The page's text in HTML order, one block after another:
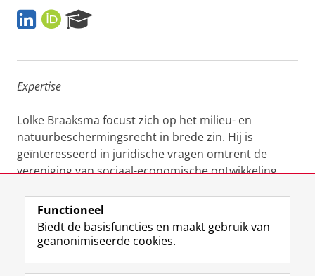
L
i
k
d
n
O
R
I
e
h
P
o
r
t
l
Expertise
Lolke Braaksma focust zich op het milieu- en
natuurbeschermingsrecht in brede zin. Hij is
geïnteresseerd in juridische vragen omtrent de
vereniging van sociaal-economische ontwikkeling
Laatst gewijzigd: 11 juni 2026 12:53
Volg de RUG
F
L
R I
Y
Functioneel
Biedt de basisfuncties en maakt gebruik van
geanonimiseerde cookies.